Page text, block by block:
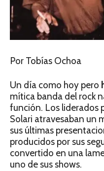
Por Tobías Ochoa
Un día como hoy pero
mítica banda del rock
función. Los liderados
Solari atravesaban un
sus últimas
producidos por sus
convertido en una
uno de sus shows.